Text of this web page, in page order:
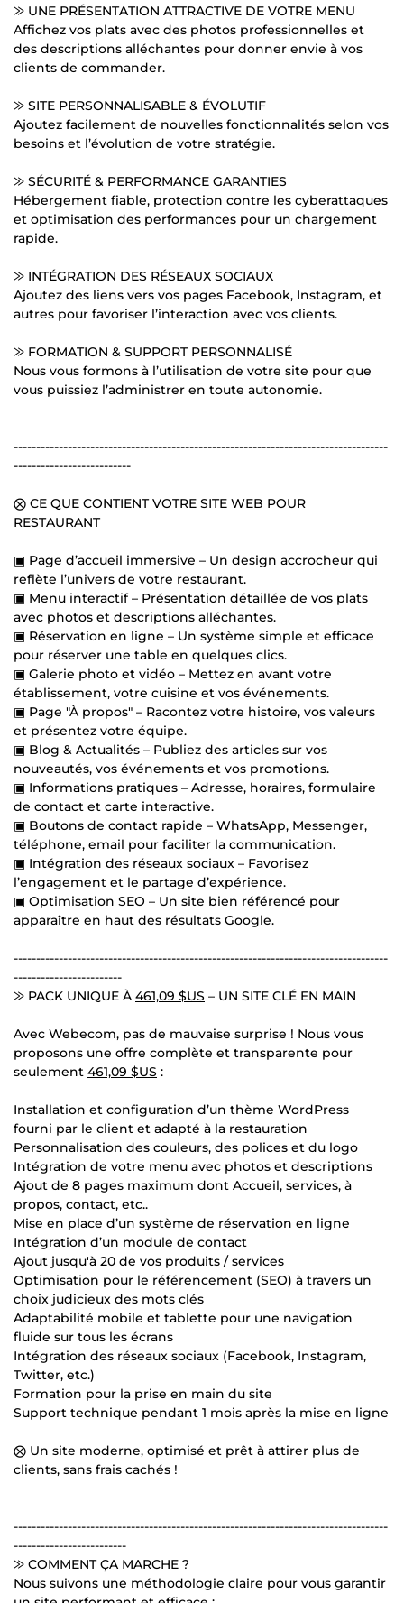
⨠ UNE PRÉSENTATION ATTRACTIVE DE VOTRE MENU
Affichez vos plats avec des photos professionnelles et
des descriptions alléchantes pour donner envie à vos
clients de commander.
⨠ SITE PERSONNALISABLE & ÉVOLUTIF
Ajoutez facilement de nouvelles fonctionnalités selon vos
besoins et l’évolution de votre stratégie.
⨠ SÉCURITÉ & PERFORMANCE GARANTIES
Hébergement fiable, protection contre les cyberattaques
et optimisation des performances pour un chargement
rapide.
⨠ INTÉGRATION DES RÉSEAUX SOCIAUX
Ajoutez des liens vers vos pages Facebook, Instagram, et
autres pour favoriser l’interaction avec vos clients.
⨠ FORMATION & SUPPORT PERSONNALISÉ
Nous vous formons à l’utilisation de votre site pour que
vous puissiez l’administrer en toute autonomie.
-----------------------------------------------------------------------------------
--------------------------
⨂ CE QUE CONTIENT VOTRE SITE WEB POUR
RESTAURANT
▣ Page d’accueil immersive – Un design accrocheur qui
reflète l’univers de votre restaurant.
▣ Menu interactif – Présentation détaillée de vos plats
avec photos et descriptions alléchantes.
▣ Réservation en ligne – Un système simple et efficace
pour réserver une table en quelques clics.
▣ Galerie photo et vidéo – Mettez en avant votre
établissement, votre cuisine et vos événements.
▣ Page "À propos" – Racontez votre histoire, vos valeurs
et présentez votre équipe.
▣ Blog & Actualités – Publiez des articles sur vos
nouveautés, vos événements et vos promotions.
▣ Informations pratiques – Adresse, horaires, formulaire
de contact et carte interactive.
▣ Boutons de contact rapide – WhatsApp, Messenger,
téléphone, email pour faciliter la communication.
▣ Intégration des réseaux sociaux – Favorisez
l’engagement et le partage d’expérience.
▣ Optimisation SEO – Un site bien référencé pour
apparaître en haut des résultats Google.
-----------------------------------------------------------------------------------
------------------------
⨠ PACK UNIQUE À 461,09 $US – UN SITE CLÉ EN MAIN
Avec Webecom, pas de mauvaise surprise ! Nous vous
proposons une offre complète et transparente pour
seulement 461,09 $US :
Installation et configuration d’un thème WordPress
fourni par le client et adapté à la restauration
Personnalisation des couleurs, des polices et du logo
Intégration de votre menu avec photos et descriptions
Ajout de 8 pages maximum dont Accueil, services, à
propos, contact, etc..
Mise en place d’un système de réservation en ligne
Intégration d’un module de contact
Ajout jusqu'à 20 de vos produits / services
Optimisation pour le référencement (SEO) à travers un
choix judicieux des mots clés
Adaptabilité mobile et tablette pour une navigation
fluide sur tous les écrans
Intégration des réseaux sociaux (Facebook, Instagram,
Twitter, etc.)
Formation pour la prise en main du site
Support technique pendant 1 mois après la mise en ligne
⨂ Un site moderne, optimisé et prêt à attirer plus de
clients, sans frais cachés !
-----------------------------------------------------------------------------------
-------------------------
⨠ COMMENT ÇA MARCHE ?
Nous suivons une méthodologie claire pour vous garantir